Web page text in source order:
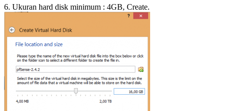
6. Ukuran hard disk minimum : 4GB, Create.